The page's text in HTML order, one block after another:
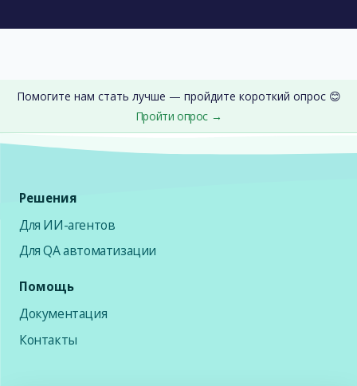
Помогите нам стать лучше — пройдите короткий опрос 😊
Пройти опрос →
Решения
Для ИИ-агентов
Для QA автоматизации
Помощь
Документация
Контакты